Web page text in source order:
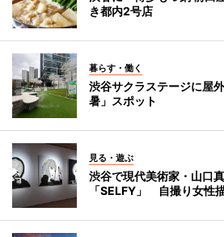
き都内2号店
暮らす・働く
渋谷サクラステージに屋
暑」スポット
見る・遊ぶ
渋谷で現代美術家・山口
「SELFY」 自撮り女性